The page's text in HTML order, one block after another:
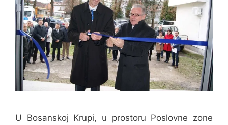
U Bosanskoj Krupi, u prostoru Poslovne zone